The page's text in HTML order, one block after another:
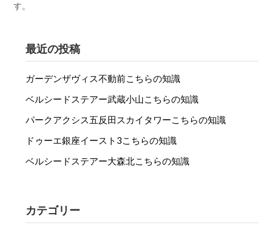
す。
最近の投稿
ガーデンザヴィス不動前こちらの知識
ベルシードステアー武蔵小山こちらの知識
パークアクシス五反田スカイタワーこちらの知識
ドゥーエ銀座イースト3こちらの知識
ベルシードステアー大森北こちらの知識
カテゴリー